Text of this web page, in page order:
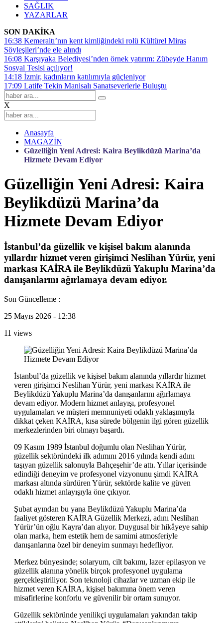
SAĞLIK
YAZARLAR
SON DAKİKA
16:38 Kemeraltı’nın kent kimliğindeki rolü Kültürel Miras
Söyleşileri’nde ele alındı
16:08 Karşıyaka Belediyesi’nden örnek yatırım: Zübeyde Hanım
Sosyal Tesisi açılıyor!
14:18 İzmir, kadınların katılımıyla güçleniyor
17:09 Latife Tekin Manisalı Sanatseverlerle Buluştu
X
Anasayfa
MAGAZİN
Güzelliğin Yeni Adresi: Kaira Beylikdüzü Marina’da
Hizmete Devam Ediyor
Güzelliğin Yeni Adresi: Kaira
Beylikdüzü Marina’da
Hizmete Devam Ediyor
İstanbul’da güzellik ve kişisel bakım alanında
yıllardır hizmet veren girişimci Neslihan Yürür, yeni
markası KAİRA ile Beylikdüzü Yakuplu Marina’da
danışanlarını ağırlamaya devam ediyor.
Son Güncelleme :
25 Mayıs 2026 - 12:38
11 views
İstanbul’da güzellik ve kişisel bakım alanında yıllardır hizmet
veren girişimci Neslihan Yürür, yeni markası KAİRA ile
Beylikdüzü Yakuplu Marina’da danışanlarını ağırlamaya
devam ediyor. Modern hizmet anlayışı, profesyonel
uygulamaları ve müşteri memnuniyeti odaklı yaklaşımıyla
dikkat çeken KAİRA, kısa sürede bölgenin ilgi gören güzellik
merkezlerinden biri olmayı başardı.
09 Kasım 1989 İstanbul doğumlu olan Neslihan Yürür,
güzellik sektöründeki ilk adımını 2016 yılında kendi adını
taşıyan güzellik salonuyla Bahçeşehir’de attı. Yıllar içerisinde
edindiği deneyim ve profesyonel vizyonunu şimdi KAİRA
markası altında sürdüren Yürür, sektörde kalite ve güven
odaklı hizmet anlayışıyla öne çıkıyor.
Şubat ayından bu yana Beylikdüzü Yakuplu Marina’da
faaliyet gösteren KAİRA Güzellik Merkezi, adını Neslihan
Yürür’ün oğlu Kayra’dan alıyor. Duygusal bir hikâyeye sahip
olan marka, hem estetik hem de samimi atmosferiyle
danışanlarına özel bir deneyim sunmayı hedefliyor.
Merkez bünyesinde; solaryum, cilt bakımı, lazer epilasyon ve
güzellik alanına yönelik birçok profesyonel uygulama
gerçekleştiriliyor. Son teknoloji cihazlar ve uzman ekip ile
hizmet veren KAİRA, kişisel bakımına önem veren
misafirlerine konforlu ve güvenilir bir ortam sunuyor.
Güzellik sektöründe yenilikçi uygulamaları yakından takip